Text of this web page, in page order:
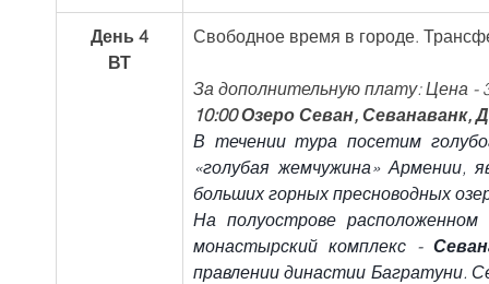
День 4
ВТ
Свободное время в городе.
За дополнительную плату: Цена -
10:00 Озеро Севан,
В течении тура посетим
«голубая жемчужина» Армении,
больших горных пресноводных
На полуострове
монастырский комплекс -
правлении династии Багратуни.